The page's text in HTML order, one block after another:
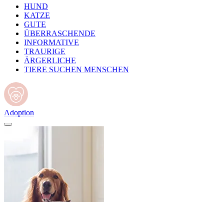
HUND
KATZE
GUTE
ÜBERRASCHENDE
INFORMATIVE
TRAURIGE
ÄRGERLICHE
TIERE SUCHEN MENSCHEN
Adoption